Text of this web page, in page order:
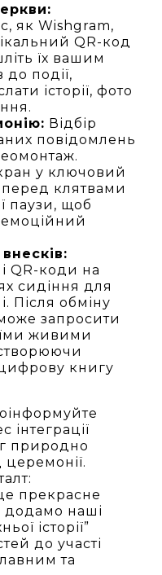
як Wishgram,
QR-код
їх вашим
до події,
історії, фото
Відбір
повідомлень
у ключовий
клятвами
паузи, щоб
QR-коди на
сидіння для
Після обміну
запросити
живими
книгу
інтеграції
природно
прекрасне
додамо наші
історії”
до участі
та